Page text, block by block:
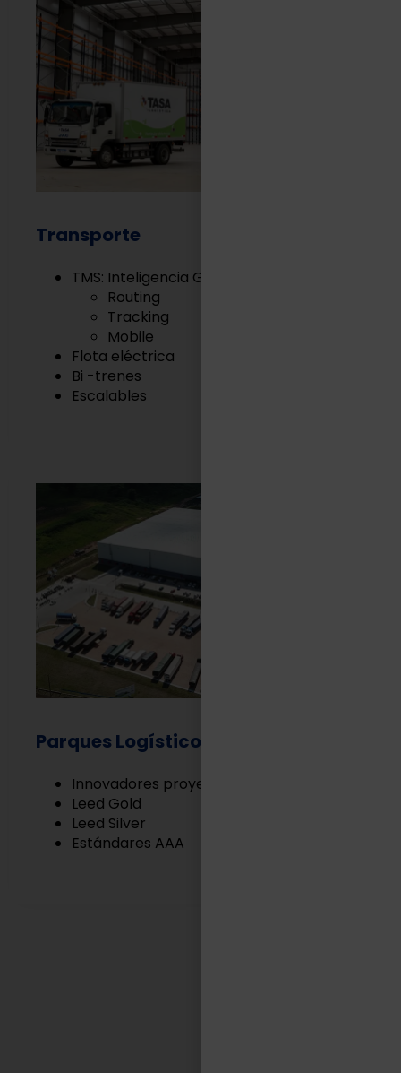
Transporte
TMS: Inteligencia Geográfica
Routing
Tracking
Mobile
Flota eléctrica
Bi -trenes
Escalables
Parques Logísticos
Innovadores proyectos Built to Suit
Leed Gold
Leed Silver
Estándares AAA